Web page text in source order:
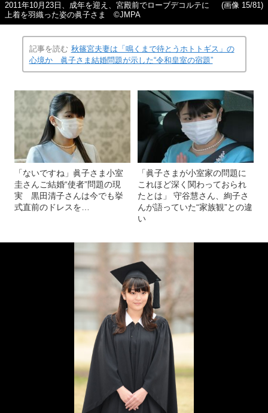
2011年10月23日、成年を迎え、宮殿前でローブデコルテに
上着を羽織った姿の眞子さま ©JMPA
(画像 15/81)
記事を読む 秋篠宮夫妻は「鳴くまで待とうホトトギス」の
心境か 眞子さま結婚問題が示した“令和皇室の宿題”
「ないですね」眞子さま小室
圭さんご結婚“使者”問題の現
実 黒田清子さんは今でも挙
式直前のドレスを…
「眞子さまが小室家の問題に
これほど深く関わっておられ
たとは」 守谷慧さん、絢子さ
んが語っていた“家族観”との違
い